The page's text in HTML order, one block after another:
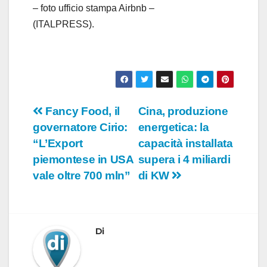
– foto ufficio stampa Airbnb –
(ITALPRESS).
Navigazione
articoli
Cina, produzione
energetica: la
capacità installata
supera i 4 miliardi
di KW
Fancy Food, il
governatore Cirio:
“L’Export
piemontese in USA
vale oltre 700 mln”
Di